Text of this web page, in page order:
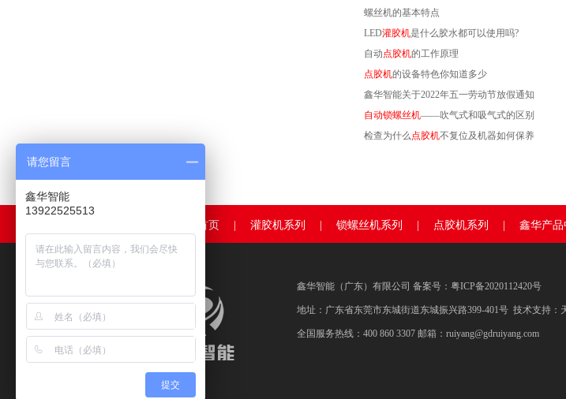
螺丝机的基本特点
LED灌胶机是什么胶水都可以使用吗?
自动点胶机的工作原理
点胶机的设备特色你知道多少
鑫华智能关于2022年五一劳动节放假通知
自动锁螺丝机——吹气式和吸气式的区别
检查为什么点胶机不复位及机器如何保养
鑫华首页 灌胶机系列 锁螺丝机系列 点胶机系列 鑫华产品
鑫华智能（广东）有限公司 备案号： 粤ICP备2020112420号
地址：广东省东莞市东城街道东城振兴路399-401号 技术支持：
全国服务热线：400 860 3307 邮箱：ruiyang@gdruiyang.com
请您留言
鑫华智能
13922525513
提交